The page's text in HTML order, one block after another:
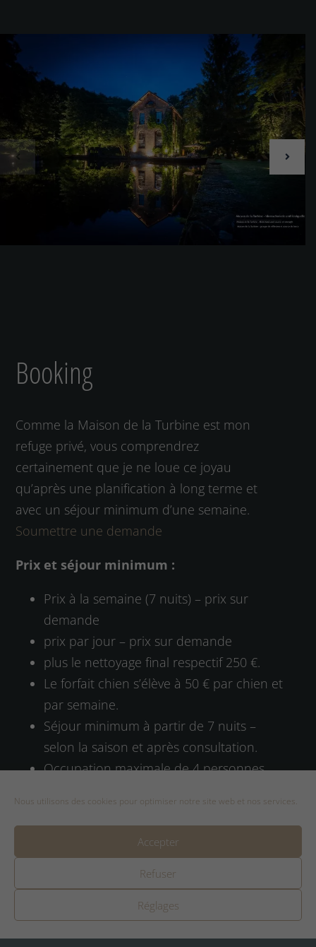
Nous utilisons des cookies pour optimiser notre site web et nos services.
Accepter
Refuser
Réglages
Booking
Comme la Maison de la Turbine est mon
refuge privé, vous comprendrez
certainement que je ne loue ce joyau
qu’après une planification à long terme et
avec un séjour minimum d’une semaine.
Soumettre une demande
Prix et séjour minimum :
Prix à la semaine (7 nuits) – prix sur
demande
prix par jour – prix sur demande
plus le nettoyage final respectif 250 €.
Le forfait chien s’élève à 50 € par chien et
par semaine.
Séjour minimum à partir de 7 nuits –
selon la saison et après consultation.
Occupation maximale de 4 personnes
concertation personnelle avec le
Utilisation du parc pour des festivités, des
tournages de films et des séances photos
– prix et disponibilité sur demande !
La Maison de la Turbine n’est disponible à
la location que pendant les mois de mai à